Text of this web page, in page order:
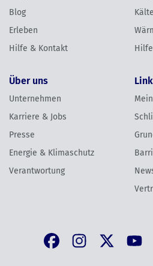
Blog
Erleben
Hilfe & Kontakt
Kälte
Über uns
Unternehmen
Karriere & Jobs
Presse
Energie & Klimaschutz
Verantwortung